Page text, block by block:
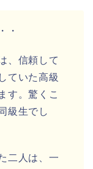
・
、信頼して
ていた高級
す。驚くこ
級生でし
二人は、一